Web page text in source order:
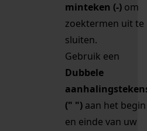
minteken (-) om
zoektermen uit te
sluiten.
Gebruik een
Dubbele
(" ") aan het begin
en einde van uw